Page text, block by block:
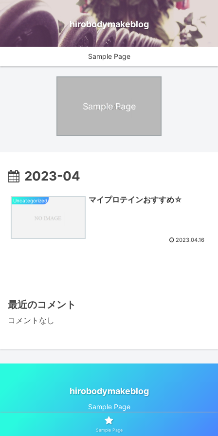
hirobodymakeblog
Sample Page
Sample Page
2023-04
Uncategorized マイプロテインおすすめ☆
2023.04.16
最近のコメント
コメントなし
hirobodymakeblog
Sample Page
© 2023 hirobodymakeblog.
Sample Page